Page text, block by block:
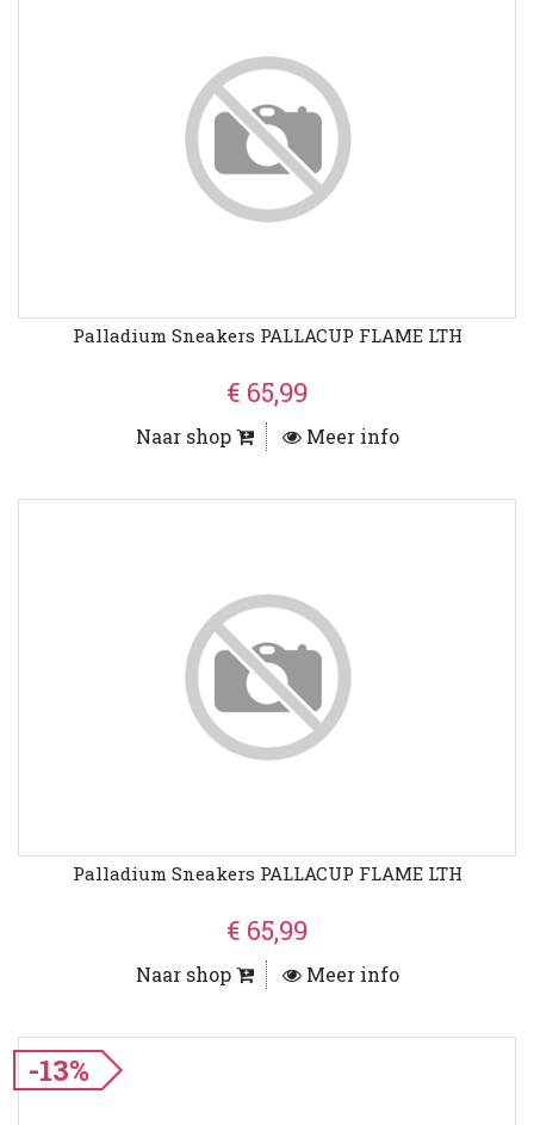
Palladium Sneakers PALLACUP FLAME LTH
€ 65,99
Naar shop Meer info
Palladium Sneakers PALLACUP FLAME LTH
€ 65,99
Naar shop Meer info
-13%